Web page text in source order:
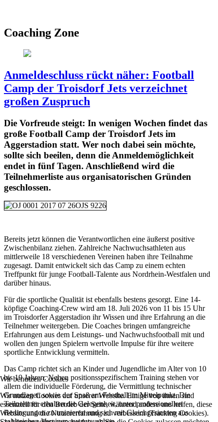
Coaching Zone
Anmeldeschluss rückt näher: Football
Camp der Troisdorf Jets verzeichnet
großen Zuspruch
Die Vorfreude steigt: In wenigen Wochen findet das
große Football Camp der Troisdorf Jets im
Aggerstadion statt. Wer noch dabei sein möchte,
sollte sich beeilen, denn die Anmeldemöglichkeit
endet in fünf Tagen. Anschließend wird die
Teilnehmerliste aus organisatorischen Gründen
geschlossen.
Bereits jetzt können die Verantwortlichen eine äußerst positive
Zwischenbilanz ziehen. Zahlreiche Nachwuchsathleten aus
mittlerweile 18 verschiedenen Vereinen haben ihre Teilnahme
zugesagt. Damit entwickelt sich das Camp zu einem echten
Treffpunkt für junge Football-Talente aus Nordrhein-Westfalen und
darüber hinaus.
Für die sportliche Qualität ist ebenfalls bestens gesorgt. Eine 14-
köpfige Coaching-Crew wird am 18. Juli 2026 von 11 bis 15 Uhr
im Troisdorfer Aggerstadion ihr Wissen und ihre Erfahrung an die
Teilnehmer weitergeben. Die Coaches bringen umfangreiche
Erfahrungen aus dem Leistungs- und Nachwuchsfootball mit und
wollen den jungen Spielern wertvolle Impulse für ihre weitere
sportliche Entwicklung vermitteln.
Das Camp richtet sich an Kinder und Jugendliche im Alter von 10
bis 19 Jahren. Neben positionsspezifischem Training stehen vor
allem die individuelle Förderung, die Vermittlung technischer
Grundlagen sowie der Spaß am Football im Mittelpunkt. Die
Teilnehmer erhalten die Gelegenheit, unter professionellen
Bedingungen zu trainieren und sich mit Gleichgesinnten aus
Wir benutzen Cookies
Wir nutzen Cookies auf unserer Website. Einige von ihnen sind
essenziell für den Betrieb der Seite, während andere uns helfen, diese
Website und die Nutzererfahrung zu verbessern (Tracking Cookies).